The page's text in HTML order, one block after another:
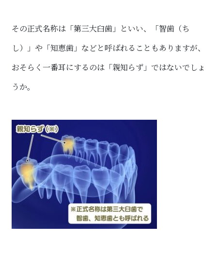
その正式名称は「第三大臼歯」といい、「智歯（ち
し）」や「知恵歯」などと呼ばれることもありますが、
おそらく一番耳にするのは「親知らず」ではないでしょ
うか。